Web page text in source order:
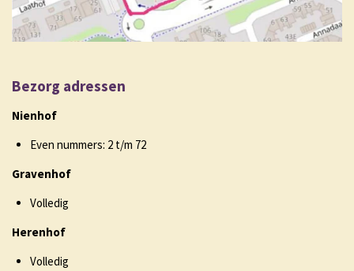
Bezorg adressen
Nienhof
Even nummers: 2 t/m 72
Gravenhof
Volledig
Herenhof
Volledig